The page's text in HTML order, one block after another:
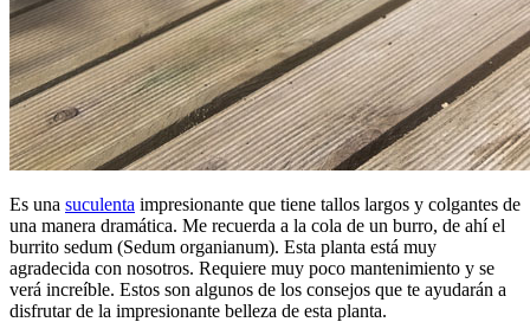
Es una suculenta impresionante que tiene tallos largos y colgantes de
una manera dramática. Me recuerda a la cola de un burro, de ahí el
burrito sedum (Sedum organianum). Esta planta está muy
agradecida con nosotros. Requiere muy poco mantenimiento y se
verá increíble. Estos son algunos de los consejos que te ayudarán a
disfrutar de la impresionante belleza de esta planta.